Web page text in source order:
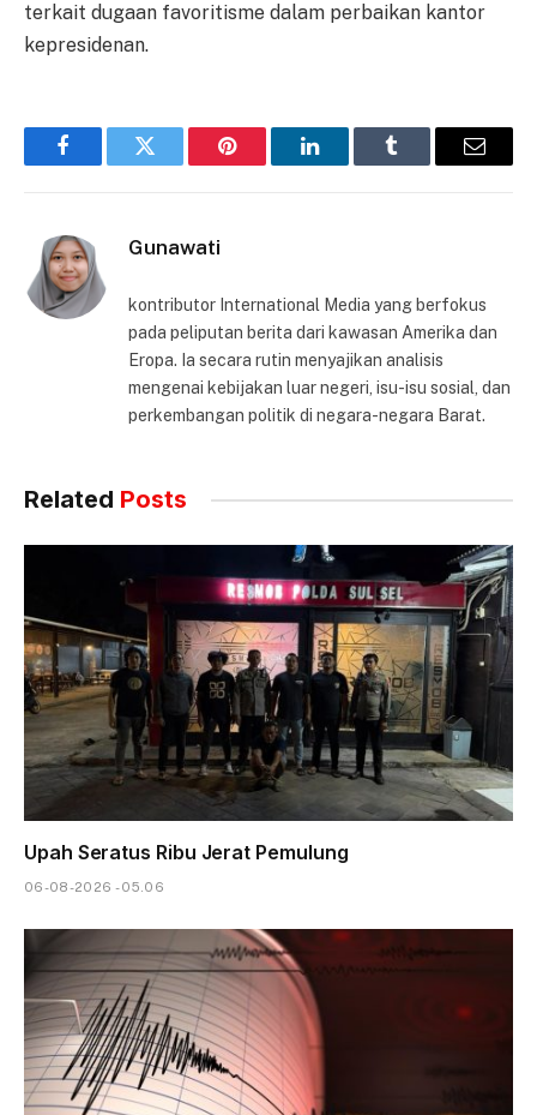
terkait dugaan favoritisme dalam perbaikan kantor
kepresidenan.
FacebookTwitter Pinterest LinkedInTumblr Email
Gunawati
kontributor International Media yang berfokus
pada peliputan berita dari kawasan Amerika dan
Eropa. Ia secara rutin menyajikan analisis
mengenai kebijakan luar negeri, isu-isu sosial, dan
perkembangan politik di negara-negara Barat.
Related Posts
Upah Seratus Ribu Jerat Pemulung
06-08-2026 - 05.06